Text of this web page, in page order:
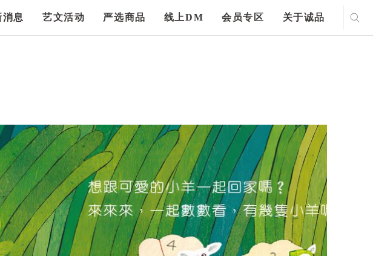
消息 艺文活动 严选商品 线上DM 会员专区 关于诚品